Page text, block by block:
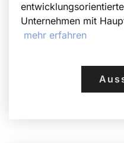
Unternehmen mit
mehr erfahren